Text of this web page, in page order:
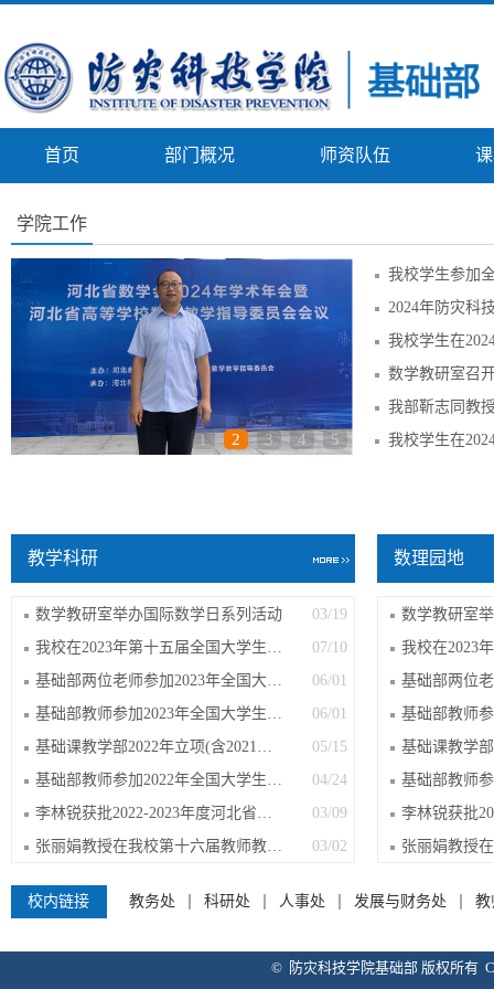
首页 部门概况 师资队伍
学院工作
1 2 3 4 5
教学科研
03/19
数学教研室举办国际数学日系列活动
07/10
我校在2023年第十五届全国大学生电工数...
06/01
基础部两位老师参加2023年全国大学生物...
06/01
基础部教师参加2023年全国大学生物理实...
05/15
基础课教学部2022年立项(含2021年延期)...
04/24
基础部教师参加2022年全国大学生数学建...
03/09
李林锐获批2022-2023年度河北省高等教育...
03/02
张丽娟教授在我校第十六届教师教学讲课...
数理园地
数学教研室
校内链接 教务处 科研处 人事处 发展与财务处 教
© 防灾科技学院基础部 版权所有